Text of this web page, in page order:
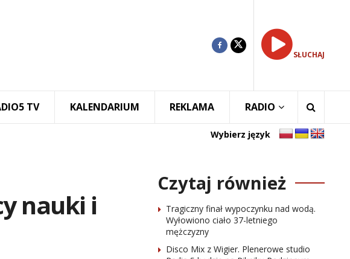
SŁUCHAJ
TV KALENDARIUM REKLAMA RADIO
Wybierz język
nauki i
Czytaj również
Tragiczny finał wypoczynku nad wodą.
Wyłowiono ciało 37-letniego
mężczyzny
Disco Mix z Wigier. Plenerowe studio